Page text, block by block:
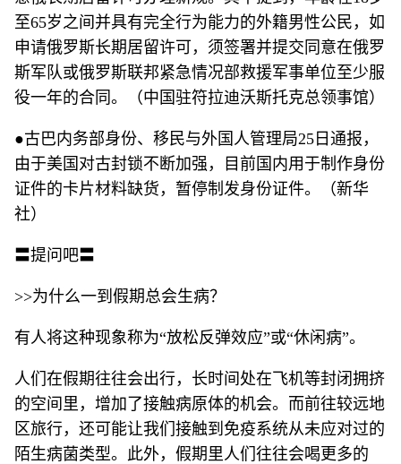
至65岁之间并具有完全行为能力的外籍男性公民，如
申请俄罗斯长期居留许可，须签署并提交同意在俄罗
斯军队或俄罗斯联邦紧急情况部救援军事单位至少服
役一年的合同。（中国驻符拉迪沃斯托克总领事馆）
●古巴内务部身份、移民与外国人管理局25日通报，
由于美国对古封锁不断加强，目前国内用于制作身份
证件的卡片材料缺货，暂停制发身份证件。（新华
社）
〓提问吧〓
>>为什么一到假期总会生病？
有人将这种现象称为“放松反弹效应”或“休闲病”。
人们在假期往往会出行，长时间处在飞机等封闭拥挤
的空间里，增加了接触病原体的机会。而前往较远地
区旅行，还可能让我们接触到免疫系统从未应对过的
陌生病菌类型。此外，假期里人们往往会喝更多的